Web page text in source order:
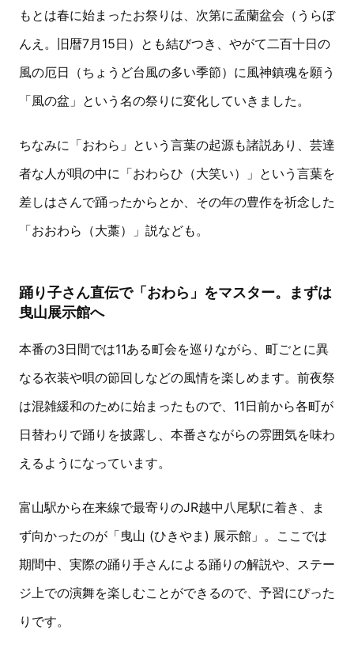
もとは春に始まったお祭りは、次第に孟蘭盆会（うらぼ
んえ。旧暦7月15日）とも結びつき、やがて二百十日の
風の厄日（ちょうど台風の多い季節）に風神鎮魂を願う
「風の盆」という名の祭りに変化していきました。
ちなみに「おわら」という言葉の起源も諸説あり、芸達
者な人が唄の中に「おわらひ（大笑い）」という言葉を
差しはさんで踊ったからとか、その年の豊作を祈念した
「おおわら（大藁）」説なども。
踊り子さん直伝で「おわら」をマスター。まずは
曳山展示館へ
本番の3日間では11ある町会を巡りながら、町ごとに異
なる衣装や唄の節回しなどの風情を楽しめます。前夜祭
は混雑緩和のために始まったもので、11日前から各町が
日替わりで踊りを披露し、本番さながらの雰囲気を味わ
えるようになっています。
富山駅から在来線で最寄りのJR越中八尾駅に着き、ま
ず向かったのが「曳山 (ひきやま) 展示館」。ここでは
期間中、実際の踊り手さんによる踊りの解説や、ステー
ジ上での演舞を楽しむことができるので、予習にぴった
りです。